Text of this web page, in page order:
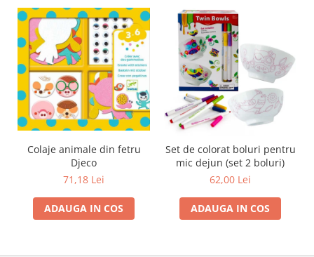
Colaje animale din fetru
Djeco
71,18 Lei
ADAUGA IN COS
Set de colorat boluri pentru
mic dejun (set 2 boluri)
62,00 Lei
ADAUGA IN COS